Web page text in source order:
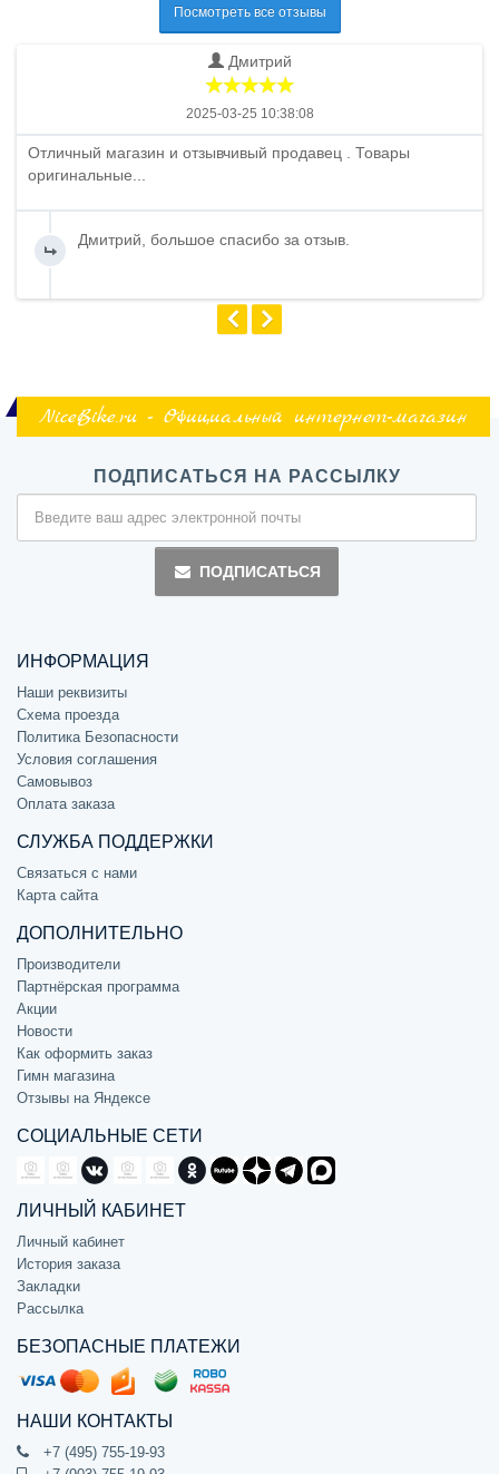
Посмотреть все отзывы
Дмитрий
2025-03-25 10:38:08
Отличный магазин и отзывчивый продавец . Товары
оригинальные...
Дмитрий, большое спасибо за отзыв.
NiceBike.ru - Официальный интернет-магазин
ПОДПИСАТЬСЯ НА РАССЫЛКУ
ПОДПИСАТЬСЯ
ИНФОРМАЦИЯ
Наши реквизиты
Схема проезда
Политика Безопасности
Условия соглашения
Самовывоз
Оплата заказа
СЛУЖБА ПОДДЕРЖКИ
Связаться с нами
Карта сайта
ДОПОЛНИТЕЛЬНО
Производители
Партнёрская программа
Акции
Новости
Как оформить заказ
Гимн магазина
Отзывы на Яндексе
СОЦИАЛЬНЫЕ СЕТИ
ЛИЧНЫЙ КАБИНЕТ
Личный кабинет
История заказа
Закладки
Рассылка
БЕЗОПАСНЫЕ ПЛАТЕЖИ
НАШИ КОНТАКТЫ
+7 (495) 755-19-93